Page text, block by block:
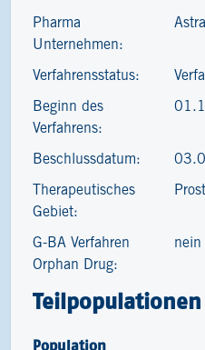
Pharma
Unternehmen:
Verfahrensstatus:
Beginn des
Verfahrens:
Beschlussdatum:
Therapeutisches
Gebiet:
G-BA Verfahren
Orphan Drug:
nein
Teilpopulationen
Population